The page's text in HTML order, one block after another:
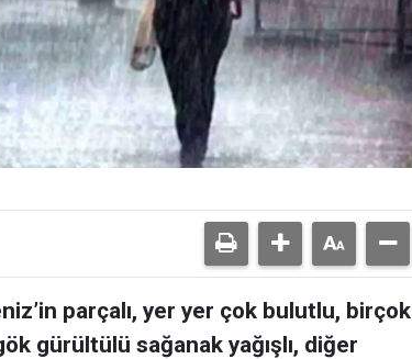
parçalı, yer yer çok bulutlu, birçok
gürültülü sağanak yağışlı, diğer